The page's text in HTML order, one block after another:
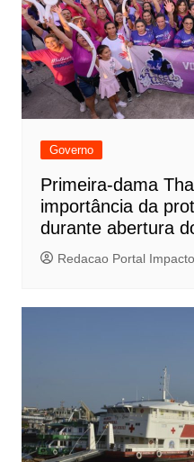
Governo
Primeira-dama
importância da
durante abertura
Redacao Portal Impacto